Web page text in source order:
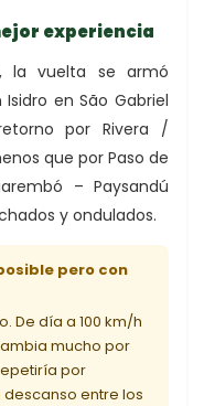
experiencia
la vuelta se armó
en São Gabriel
por Rivera /
que por Paso de
– Paysandú
y ondulados.
pero con
De día a 100 km/h
mucho por
por
entre los